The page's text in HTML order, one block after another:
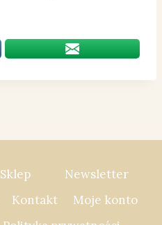
Sklep
Newsletter
Kontakt
Moje konto